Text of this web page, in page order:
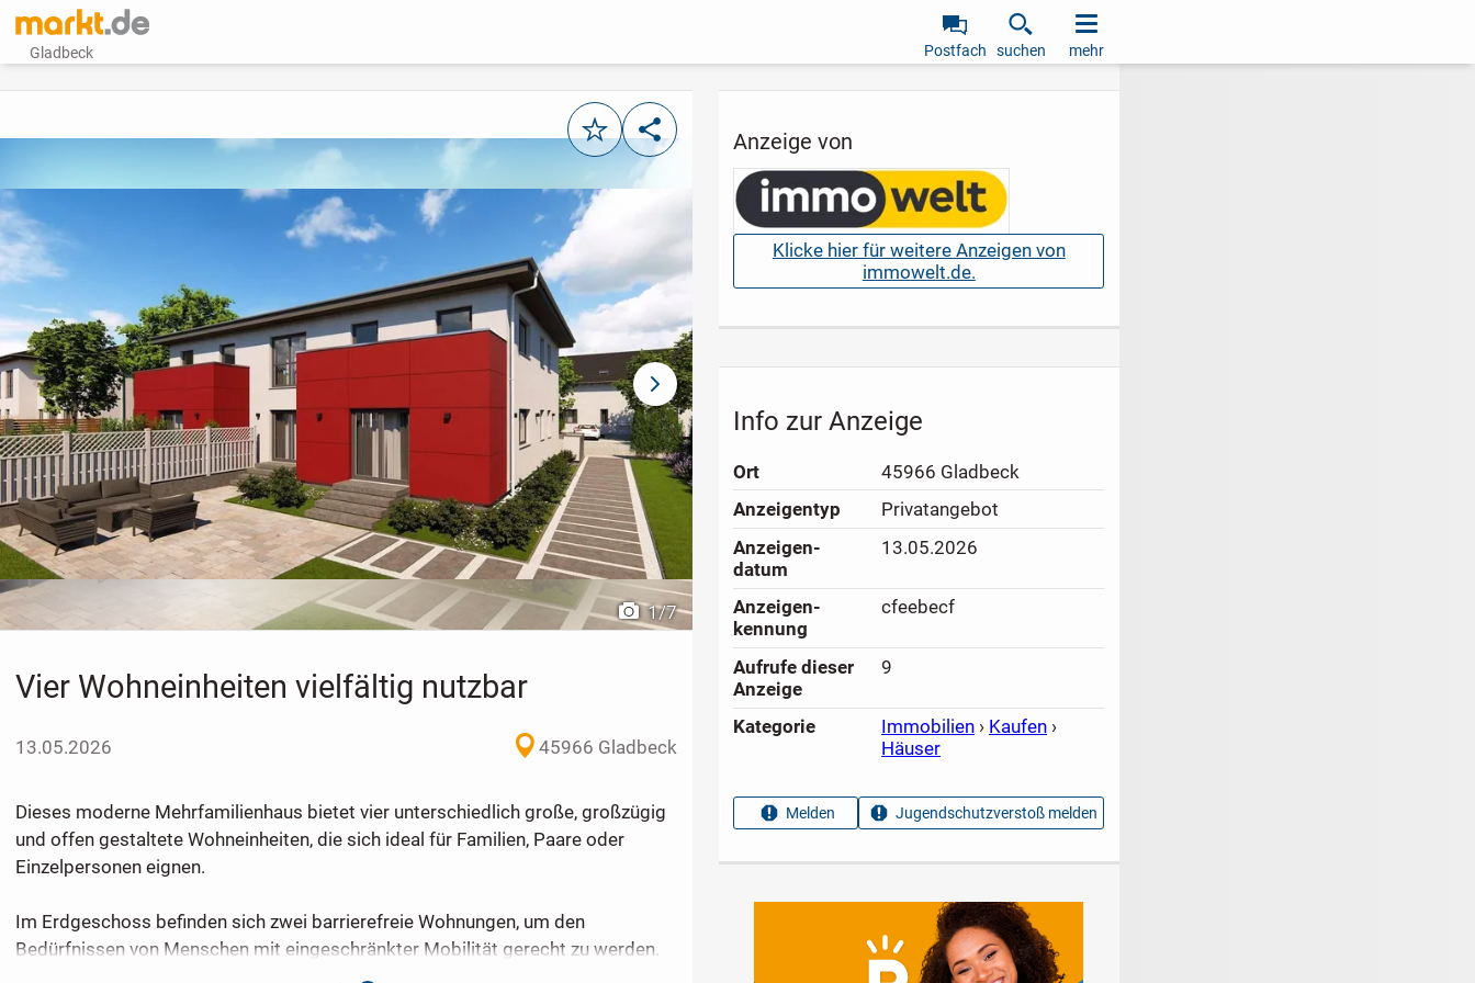
Gladbeck Postfach suchen mehr
MerkenTeilen
vorheriges Bild
1/7
nächstes Bild
Vier Wohneinheiten vielfältig nutzbar
13.05.2026 45966 Gladbeck
Dieses moderne Mehrfamilienhaus bietet vier unterschiedlich große, großzügig
und offen gestaltete Wohneinheiten, die sich ideal für Familien, Paare oder
Einzelpersonen eignen.
Im Erdgeschoss befinden sich zwei barrierefreie Wohnungen, um den
Bedürfnissen von Menschen mit eingeschränkter Mobilität gerecht zu werden.
Diese Einheiten bieten leichten Zugang und komfortables Wohnen ohne
Anzeige von
Klicke hier für weitere Anzeigen von
immowelt.de.
Info zur Anzeige
Ort
45966 Gladbeck
Anzeigen­typ
Privatangebot
Anzeigen­
datum
13.05.2026
Anzeigen­
kennung
cfeebecf
Aufrufe dieser
Anzeige
9
Kategorie Immobilien › Kaufen ›
Häuser
Melden Jugendschutzverstoß melden